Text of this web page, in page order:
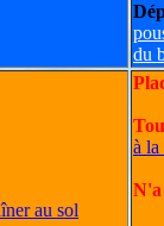
du
au sol
à la